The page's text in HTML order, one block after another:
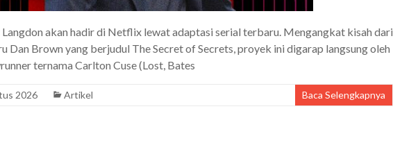
akan hadir di Netflix lewat adaptasi serial terbaru. Mengangkat kisah dari
Brown yang berjudul The Secret of Secrets, proyek ini digarap langsung oleh
ternama Carlton Cuse (Lost, Bates
2026 Artikel Baca Selengkapnya